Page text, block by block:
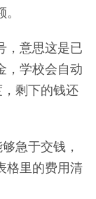
，意思这是已
，学校会自动
剩下的钱还
急于交钱，
格里的费用清